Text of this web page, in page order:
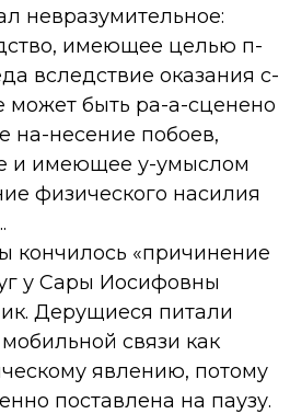
невразумительное:
имеющее целью п-
вследствие оказания с-
может быть ра-а-сценено
на-несение побоев,
и имеющее у-умыслом
физического насилия
кончилось «причинение
у Сары Иосифовны
Дерущиеся питали
связи как
явлению, потому
поставлена на паузу.